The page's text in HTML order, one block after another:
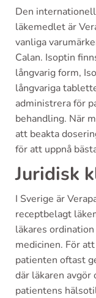
Den
läkemedlet är
vanliga
Calan. Isoptin
långvarig form,
långvariga
administrera för
behandling. När
att beakta
för att uppnå
Juridisk
I Sverige är
receptbelagt
läkares
medicinen. För
patienten oftast
där läkaren
patientens